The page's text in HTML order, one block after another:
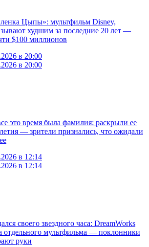
Цыпы»: мультфильм Disney,
худшим за последние 20 лет —
$100 миллионов
в 20:00
в 20:00
это время была фамилия: раскрыли ее
— зрители признались, что ожидали
в 12:14
в 12:14
своего звездного часа: DreamWorks
отдельного мультфильма — поклонники
руки